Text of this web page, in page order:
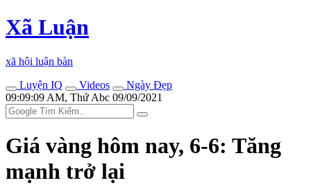
Xã Luận
xã hội luận bàn
Luyện IQ
Videos
Ngày Đẹp
09:09:09 AM, Thứ Abc 09/09/2021
Giá vàng hôm nay, 6-6: Tăng
mạnh trở lại